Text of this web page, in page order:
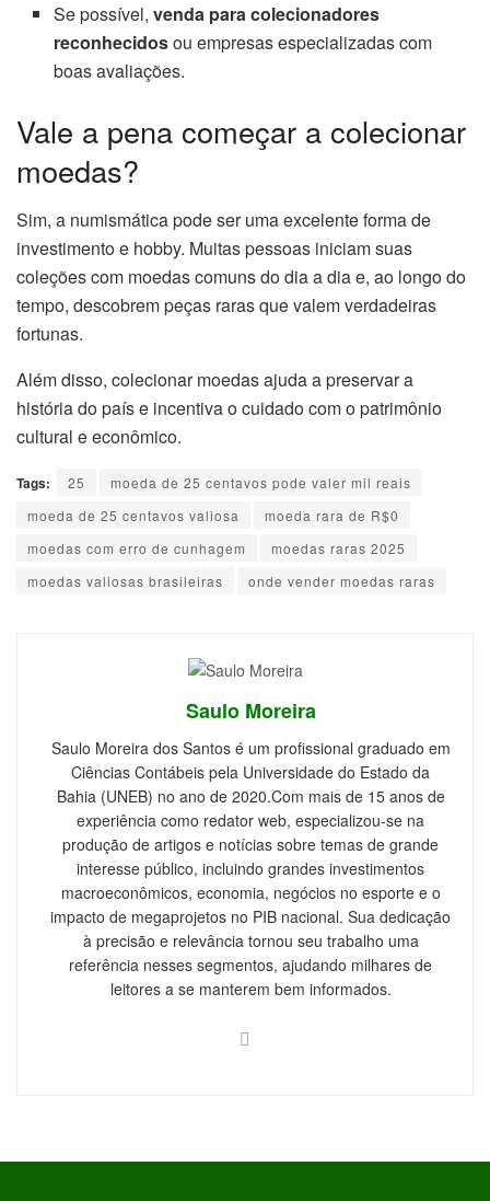
Se possível,venda para colecionadores
reconhecidosou empresas especializadas com
boas avaliações.
Vale a pena começar a colecionar
moedas?
Sim, a numismática pode ser uma excelente forma de
investimento e hobby. Muitas pessoas iniciam suas
coleções com moedas comuns do dia a dia e, ao longo do
tempo, descobrem peças raras que valem verdadeiras
fortunas.
Além disso, colecionar moedas ajuda a preservar a
história do país e incentiva o cuidado com o patrimônio
cultural e econômico.
Tags: 25
moeda de 25 centavos pode valer mil reais
moeda de 25 centavos valiosa
moeda rara de R$0
moedas com erro de cunhagem
moedas raras 2025
moedas valiosas brasileiras
onde vender moedas raras
Saulo Moreira
Saulo Moreira dos Santos é um profissional graduado em
Ciências Contábeis pela Universidade do Estado da
Bahia (UNEB) no ano de 2020.Com mais de 15 anos de
experiência como redator web, especializou-se na
produção de artigos e notícias sobre temas de grande
interesse público, incluindo grandes investimentos
macroeconômicos, economia, negócios no esporte e o
impacto de megaprojetos no PIB nacional. Sua dedicação
à precisão e relevância tornou seu trabalho uma
referência nesses segmentos, ajudando milhares de
leitores a se manterem bem informados.